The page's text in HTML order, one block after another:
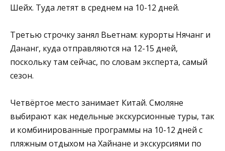
Шейх. Туда летят в среднем на 10-12 дней.
Третью строчку занял Вьетнам: курорты Нячанг и
Дананг, куда отправляются на 12-15 дней,
поскольку там сейчас, по словам эксперта, самый
сезон.
Четвёртое место занимает Китай. Смоляне
выбирают как недельные экскурсионные туры, так
и комбинированные программы на 10-12 дней с
пляжным отдыхом на Хайнане и экскурсиями по